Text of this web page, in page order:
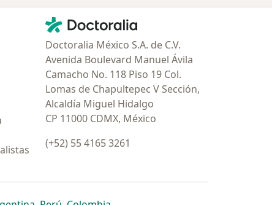
Contacto
Doctoralia - Página de inicio
Doctoralia México S.A. de C.V.
Avenida Boulevard Manuel Ávila
Camacho No. 118 Piso 19 Col.
Lomas de Chapultepec V Sección,
Alcaldía Miguel Hidalgo
CP 11000 CDMX, México
(+52) 55 4165 3261